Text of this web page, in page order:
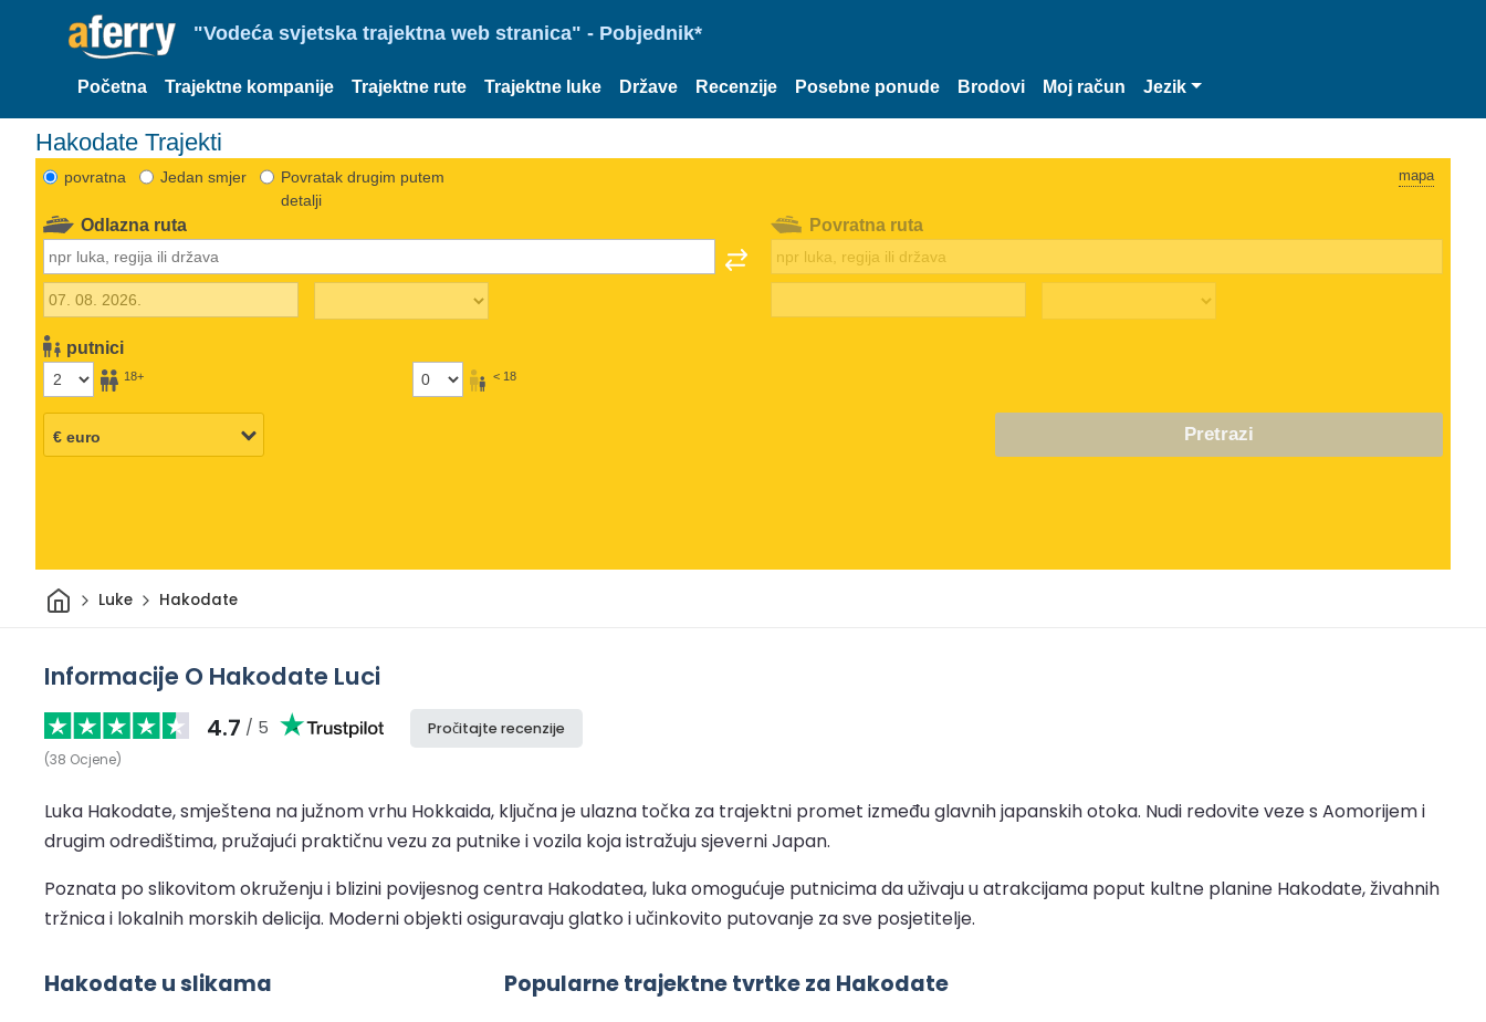
"Vodeća svjetska trajektna web stranica" - Pobjednik*
Početna Trajektne kompanije Trajektne rute Trajektne luke Države Recenzije Posebne ponude Brodovi Moj račun Jezik
Hakodate Trajekti
povratna Jedan smjer
Povratak drugim putem
detalji
mapa
Odlazna ruta
putnici
18+ < 18
Povratna ruta
Pretrazi
DomLuke Hakodate
Informacije O Hakodate Luci
4.7 / 5
(38 Ocjene)
Pročitajte recenzije
Luka Hakodate, smještena na južnom vrhu Hokkaida, ključna je ulazna točka za trajektni promet između glavnih japanskih otoka. Nudi redovite veze s Aomorijem i
drugim odredištima, pružajući praktičnu vezu za putnike i vozila koja istražuju sjeverni Japan.
Poznata po slikovitom okruženju i blizini povijesnog centra Hakodatea, luka omogućuje putnicima da uživaju u atrakcijama poput kultne planine Hakodate, živahnih
tržnica i lokalnih morskih delicija. Moderni objekti osiguravaju glatko i učinkovito putovanje za sve posjetitelje.
Hakodate u slikama Popularne trajektne tvrtke za Hakodate